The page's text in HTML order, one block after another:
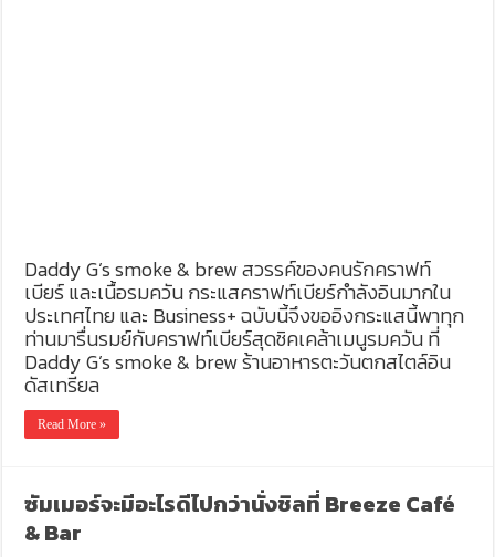
Daddy G’s smoke & brew สวรรค์ของคนรักคราฟท์
เบียร์ และเนื้อรมควัน กระแสคราฟท์เบียร์กำลังอินมากใน
ประเทศไทย และ Business+ ฉบับนี้จึงขออิงกระแสนี้พาทุก
ท่านมารื่นรมย์กับคราฟท์เบียร์สุดชิคเคล้าเมนูรมควัน ที่
Daddy G’s smoke & brew ร้านอาหารตะวันตกสไตล์อิน
ดัสเทรียล
Read More »
ซัมเมอร์จะมีอะไรดีไปกว่านั่งชิลที่ Breeze Café
& Bar